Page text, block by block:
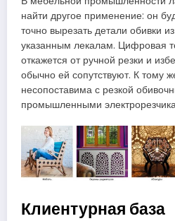
найти другое применение: он
точно вырезать детали обивки
указанным лекалам. Цифровая
откажется от ручной резки и
обычно ей сопутствуют. К тому
несопоставима с резкой
промышленными
Клиентурная база